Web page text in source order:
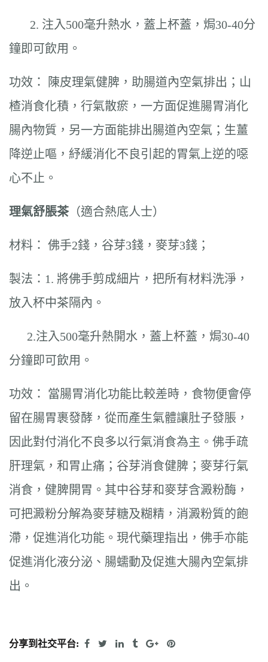
2. 注入500毫升熱水，蓋上杯蓋，焗30-40分
鐘即可飲用。
功效： 陳皮理氣健脾，助腸道內空氣排出；山
楂消食化積，行氣散瘀，一方面促進腸胃消化
腸內物質，另一方面能排出腸道內空氣；生薑
降逆止嘔，紓緩消化不良引起的胃氣上逆的噁
心不止。
理氣舒脹茶（適合熱底人士）
材料： 佛手2錢，谷芽3錢，麥芽3錢；
製法：1. 將佛手剪成細片，把所有材料洗淨，
放入杯中茶隔內。
2.注入500毫升熱開水，蓋上杯蓋，焗30-40
分鐘即可飲用。
功效： 當腸胃消化功能比較差時，食物便會停
留在腸胃裹發酵，從而產生氣體讓肚子發脹，
因此對付消化不良多以行氣消食為主。佛手疏
肝理氣，和胃止痛；谷芽消食健脾；麥芽行氣
消食，健脾開胃。其中谷芽和麥芽含澱粉酶，
可把澱粉分解為麥芽糖及糊精，消澱粉質的飽
滯，促進消化功能。現代藥理指出，佛手亦能
促進消化液分泌、腸蠕動及促進大腸內空氣排
出。
分享到社交平台: